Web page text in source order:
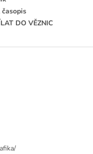
DO VĚZNIC